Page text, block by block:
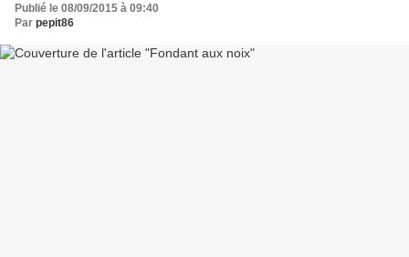
Publié le 08/09/2015 à 09:40
Par pepit86